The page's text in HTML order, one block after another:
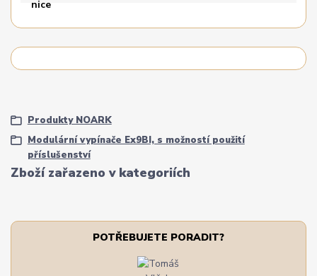
Zboží zařazeno v kategoriích
Produkty NOARK
Modulární vypínače Ex9BI, s možností použití
příslušenství
POTŘEBUJETE PORADIT?